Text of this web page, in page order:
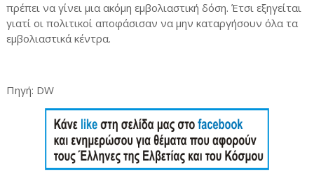
πρέπει να γίνει μια ακόμη εμβολιαστική δόση. Έτσι εξηγείται
γιατί οι πολιτικοί αποφάσισαν να μην καταργήσουν όλα τα
εμβολιαστικά κέντρα.
Πηγή: DW